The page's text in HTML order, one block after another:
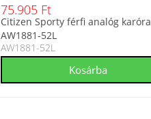
75.905 Ft
Citizen Sporty férfi analóg karóra
AW1881-52L
AW1881-52L